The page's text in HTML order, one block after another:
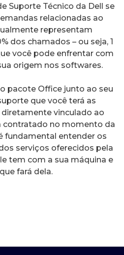
Suporte Técnico da Dell se
relacionadas ao
representam
dos chamados – ou seja, 1
você pode enfrentar com
origem nos softwares.
pacote Office junto ao seu
que você terá as
vinculado ao
contratado no momento da
entender os
serviços oferecidos pela
tem com a sua máquina e
fará dela.